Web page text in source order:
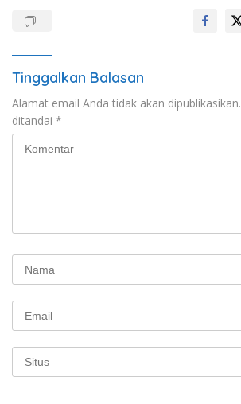
Tinggalkan Balasan
Alamat email Anda tidak akan dipublikasikan.
ditandai *